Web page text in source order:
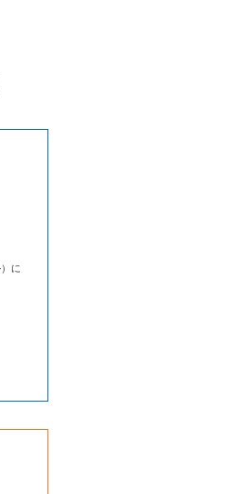
に